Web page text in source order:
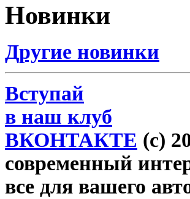
Новинки
Другие новинки
Вступай
в наш клуб
ВКОНТАКТЕ (c)
современный
все для вашего